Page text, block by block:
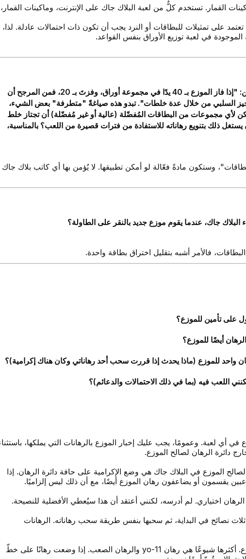
القمار. تستخدم كلٌّ من لعبة البلاك جاك على الإنترنت، وماكينات القمار،
تعتمد على تمثيلات للبطاقات أو النرد يجب أن تكون ذات احتمالات عادلة. لذا،
في لعبة توزيع الأوراق بنفس القواعد.
قرأتُ اقتباساتٍ مشابهةً لهذا على موقعين مختلفين: "إذا فاز الموزع بـ 40 يدًا في مجموعة أوراق، وفزتَ بـ 20، فمن المرجح أن
السلبي من خلال عدة خلطات". تبدو هذه صياغةً "متطرفة" بعض الشيء،
لأي مجموعات من البطاقات المُفضّلة (عالية أو غير مُفضّلة) أن تجتاز خلط
ذلك بتنويع رهاناته للاستفادة من فترات قصيرة من اللعب؟ بالمناسبة،
وستكون مادةً فعّالة لو أمكن تطبيقها. لا يُؤمن بها أي كاتب بلاك جاك
جاك، عندما يقوم موزع جديد بالنقر على الطاولة؟
فالأمر أشبه بتقليل اختراق بطاقة واحدة.
على تأمين للموزع؟
أيضًا للموزع؟
اللعب فيه (بما في ذلك الاحتمالات والدعائم)؟
أي لعبة. وعمومًا، يجب عليك إخبار الموزع بالرهانات التي يملكها،
دائرة الرهان لصالح الموزع.
لصالح الموزع في البلاك جاك هي وضع الإكرامية على حافة دائرة الرهان. إذا
يقسمون أو يضاعفون رهان الموزع أيضًا، مع أن ذلك ليس إلزاميًا.
اختياري. لم أدرسه، لكنني أعتقد أن هذا سيُعطي الأفضلية للنصيحة.
نصائح في البداية، ثم سحبها بنفس طريقة سحب رهاناته. الرهانات
الكرابس: نعم، يمكنك وضع أي رهان لصالح الموزع. أكثرها شيوعًا هي رهان yo-11 والرهان الصعب. إذا وضعت رهانًا على خطّ